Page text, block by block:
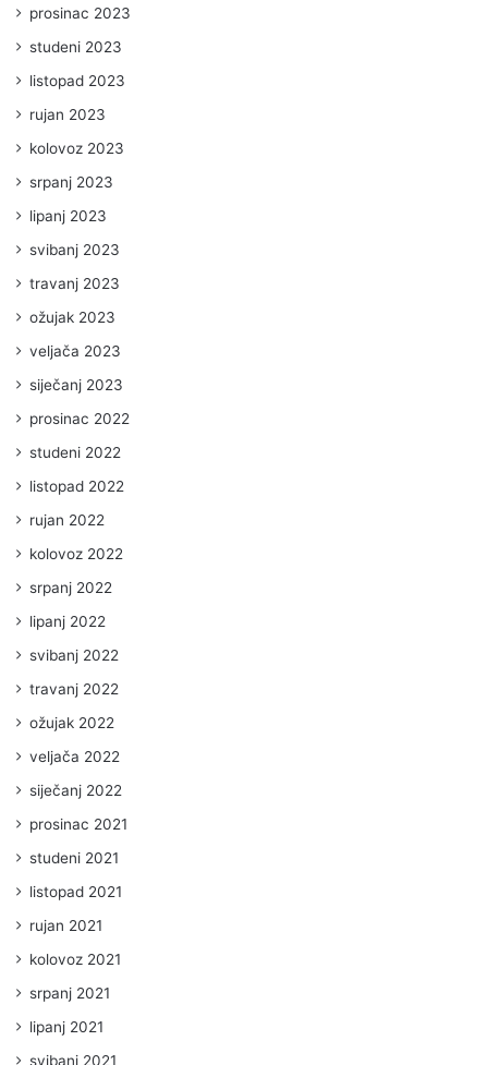
prosinac 2023
studeni 2023
listopad 2023
rujan 2023
kolovoz 2023
srpanj 2023
lipanj 2023
svibanj 2023
travanj 2023
ožujak 2023
veljača 2023
siječanj 2023
prosinac 2022
studeni 2022
listopad 2022
rujan 2022
kolovoz 2022
srpanj 2022
lipanj 2022
svibanj 2022
travanj 2022
ožujak 2022
veljača 2022
siječanj 2022
prosinac 2021
studeni 2021
listopad 2021
rujan 2021
kolovoz 2021
srpanj 2021
lipanj 2021
svibanj 2021